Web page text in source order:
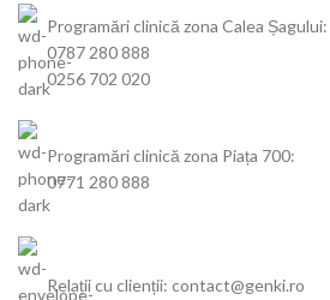
Programări clinică zona Calea Șagului:
0787 280 888
0256 702 020
Programări clinică zona Piața 700:
0771 280 888
Relații cu clienții: contact@genki.ro